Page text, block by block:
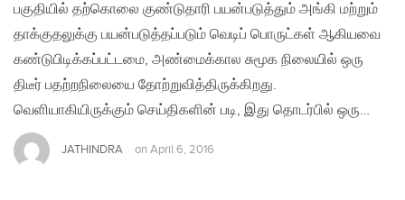
பகுதியில் தற்கொலை குண்டுதாரி பயன்படுத்தும் அங்கி மற்றும்
தாக்குதலுக்கு பயன்படுத்தப்படும் வெடிப் பொருட்கள் ஆகியவை
கண்டுபிடிக்கப்பட்டமை, அண்மைக்கால சுமூக நிலையில் ஒரு
திடீர் பதற்றநிலையை தோற்றுவித்திருக்கிறது.
வெளியாகியிருக்கும் செய்திகளின் படி, இது தொடர்பில் ஒரு…
JATHINDRA on April 6, 2016